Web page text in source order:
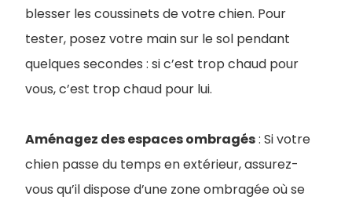
blesser les coussinets de votre chien. Pour
tester, posez votre main sur le sol pendant
quelques secondes : si c’est trop chaud pour
vous, c’est trop chaud pour lui.
Aménagez des espaces ombragés: Si votre
chien passe du temps en extérieur, assurez-
vous qu’il dispose d’une zone ombragée où se